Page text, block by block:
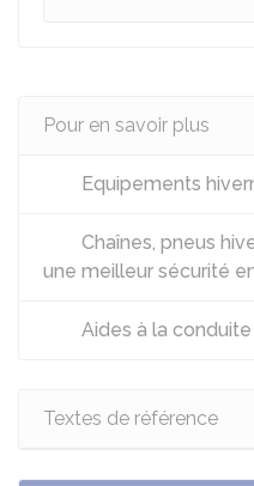
Pour en savoir plus
Equipements
Chaînes, pneus
une meilleur sécurité
Aides à la
Textes de référence